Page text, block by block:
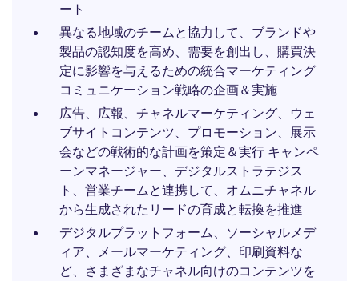
ート
異なる地域のチームと協力して、ブランドや
製品の認知度を高め、需要を創出し、購買決
定に影響を与えるための統合マーケティング
コミュニケーション戦略の企画＆実施
広告、広報、チャネルマーケティング、ウェ
ブサイトコンテンツ、プロモーション、展示
会などの戦術的な計画を策定＆実行 キャンペ
ーンマネージャー、デジタルストラテジス
ト、営業チームと連携して、オムニチャネル
から生成されたリードの育成と転換を推進
デジタルプラットフォーム、ソーシャルメデ
ィア、メールマーケティング、印刷資料な
ど、さまざまなチャネル向けのコンテンツを